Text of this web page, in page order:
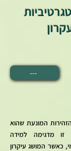
---
המונעת שהוא
זו מדגימה למידה
כאשר המושג עיקרון